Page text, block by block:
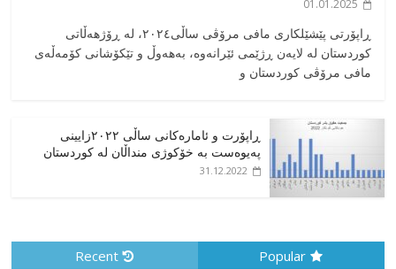
01.01.2025
‎ڕاپۆرتی پێشێلکاری مافی مرۆڤی ساڵی٢٠٢٤، له ڕۆژهەڵاتی
کوردستان له لایەن ڕژێمی ئێرانەوە، بە‎هەوڵ و تێکۆشانی کۆمەڵەی
مافی مرۆڤی کوردستان و
ڕاپۆرت و ئامارەکانی ساڵی ٢٠٢٢زایینی
پەیوەست بە خۆکوژی منداڵان لە کوردستان
31.12.2022
Popular
Recent